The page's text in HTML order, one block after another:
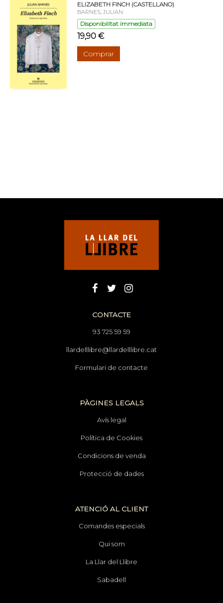
ELIZABETH FINCH (CASTELLANO)
BARNES, JULIAN
Disponibilitat immediata
19,90 €
Comprar
CONTACTE
93 725 59 59
llardelllibre@llardelllibre.cat
Formulari de contacte
PÀGINES LEGALS
Avís legal
Política de Cookies
Condicions de venda
Protecció de dades
ATENCIÓ AL CLIENT
Comandes especials
Qui som
La Llar del Llibre
Sabadell